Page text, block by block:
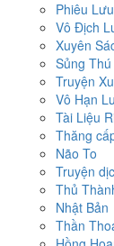
Phiêu Lưu
Vô Địch
Xuyên
Sủng Thú
Truyện
Vô Hạn
Tài Liệu
Thăng
Não To
Truyện
Thủ
Nhật Bản
Thần